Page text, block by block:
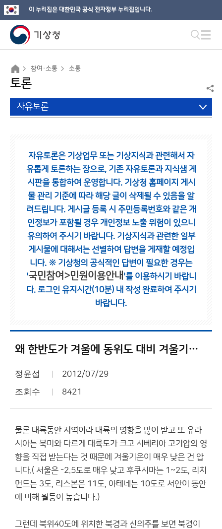
이 누리집은 대한민국 공식 전자정부 누리집입니다.
참여·소통 소통
토론
자유토론
자유토론은 기상업무 또는 기상지식과 관련해서 자
유롭게 토론하는 장으로, 기존 자유토론과 지식샘 게
시판을 통합하여 운영합니다. 기상청 홈페이지 게시
물 관리 기준에 따라 해당 글이 삭제될 수 있음을 알
려드립니다. 게시글 등록 시 주민등록번호와 같은 개
인정보가 포함될 경우 개인정보 노출 위험이 있으니
유의하여 주시기 바랍니다. 기상지식과 관련한 일부
게시물에 대해서는 선별하여 답변을 게재할 예정입
니다. ※ 기상청의 공식적인 답변이 필요한 경우는
'국민참여>민원이용안내 '를 이용하시기 바랍니
다. 로그인 유지시간(10분) 내 작성 완료하여 주시기
바랍니다.
왜 한반도가 겨울에 동위도 대비 겨울기온이 가장 낮은 건가요?
정윤섭 2012/07/29
조회수 8421
물론 대륙동안 지역이라 대륙의 영향을 많이 받고 또 유라
시아는 북미와 다르게 대륙도가 크고 시베리아 고기압의 영
향을 직접 받는다는 것 때문에 겨울기온이 매우 낮은 건 압
니다.( 서울은 -2.5도로 매우 낮고 후쿠시마는 1~2도, 리치
먼드는 3도, 리스본은 11도, 아테네는 10도로 서안이 동안
에 비해 월등이 높습니다.)
그런데 북위40도에 위치한 북경과 신의주를 보면 북경이